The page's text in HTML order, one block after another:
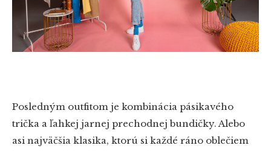
Posledným outfitom je kombinácia pásikavého
trička a ľahkej jarnej prechodnej bundičky. Alebo
asi najväčšia klasika, ktorú si každé ráno oblečiem